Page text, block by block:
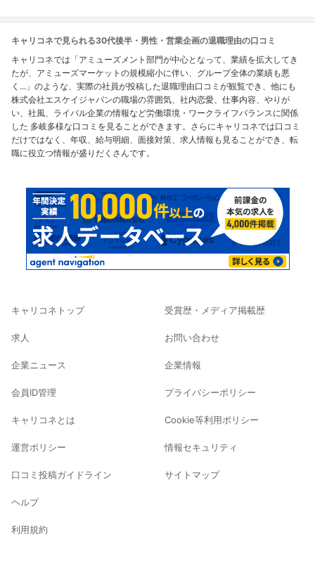
キャリコネで見られる30代後半・男性・営業企画の退職理由の口コミ
キャリコネでは「アミューズメント部門が中心となって、業績を拡大してき
たが、アミューズマーケットの規模縮小に伴い、グループ全体の業績も悪
く...」のような、実際の社員が投稿した退職理由口コミが観覧でき、他にも
株式会社エスケイジャパンの職場の雰囲気、社内恋愛、仕事内容、やりが
い、社風、ライバル企業の情報など労働環境・ワークライフバランスに関係
した 多岐多様な口コミを見ることができます。さらにキャリコネでは口コミ
だけではなく、年収、給与明細、面接対策、求人情報も見ることができ、転
職に役立つ情報が盛りだくさんです。
キャリコネトップ
求人
企業ニュース
会員ID管理
キャリコネとは
運営ポリシー
口コミ投稿ガイドライン
ヘルプ
利用規約
受賞歴・メディア掲載歴
お問い合わせ
企業情報
プライバシーポリシー
Cookie等利用ポリシー
情報セキュリティ
サイトマップ